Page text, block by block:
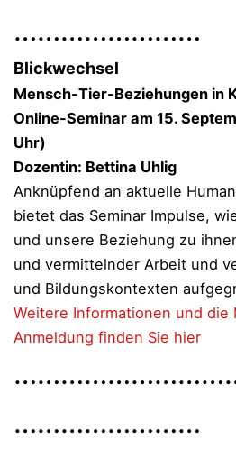
……………………
Blickwechsel
Mensch-Tier-Beziehungen in
Online-Seminar am 15.
Uhr)
Dozentin: Bettina Uhlig
Anknüpfend an aktuelle
bietet das Seminar Impulse,
und unsere Beziehung zu
und vermittelnder Arbeit und
und Bildungskontexten
Weitere Informationen und die
Anmeldung finden Sie hier
……………………